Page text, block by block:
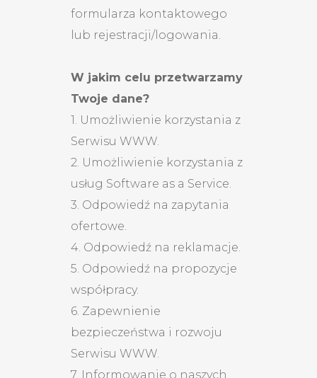
formularza kontaktowego
lub rejestracji/logowania.
W jakim celu przetwarzamy
Twoje dane?
1. Umożliwienie korzystania z
Serwisu WWW.
2. Umożliwienie korzystania z
usług Software as a Service.
3. Odpowiedź na zapytania
ofertowe.
4. Odpowiedź na reklamacje.
5. Odpowiedź na propozycje
współpracy.
6. Zapewnienie
bezpieczeństwa i rozwoju
Serwisu WWW.
7. Informowanie o naszych